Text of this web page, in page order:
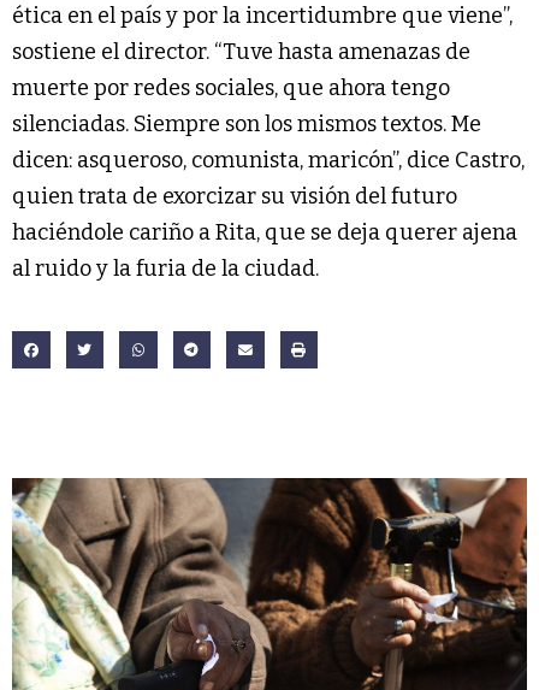
ética en el país y por la incertidumbre que viene”,
sostiene el director. “Tuve hasta amenazas de
muerte por redes sociales, que ahora tengo
silenciadas. Siempre son los mismos textos. Me
dicen: asqueroso, comunista, maricón”, dice Castro,
quien trata de exorcizar su visión del futuro
haciéndole cariño a Rita, que se deja querer ajena
al ruido y la furia de la ciudad.